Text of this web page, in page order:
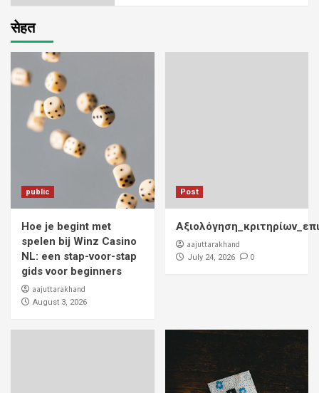
सेहत
public
Hoe je begint met
spelen bij Winz Casino
NL: een stap-voor-stap
gids voor beginners
aajuttarakhand
August 3, 2026
Post
aajuttarakhand
July 24, 2026 0